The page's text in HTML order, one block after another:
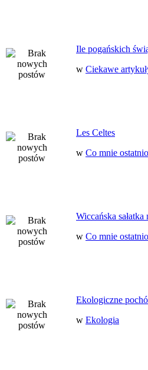
Ile pogańskich
w Ciekawe
Les Celtes
w Co mnie
Wiccańska sałatka
w Co mnie
Ekologiczne
w Ekologia